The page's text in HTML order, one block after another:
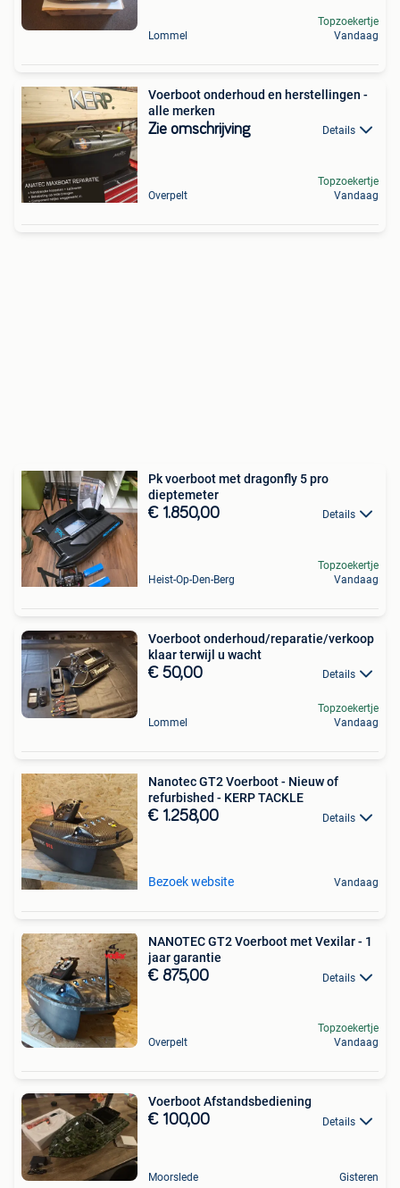
Lommel
Topzoekertje
Vandaag
Voerboot onderhoud en herstellingen -
alle merken
Zie omschrijving Details
Overpelt
Topzoekertje
Vandaag
Pk voerboot met dragonfly 5 pro
dieptemeter
€ 1.850,00 Details
Heist-Op-Den-Berg
Topzoekertje
Vandaag
Voerboot onderhoud/reparatie/verkoop
klaar terwijl u wacht
€ 50,00 Details
Lommel
Topzoekertje
Vandaag
Nanotec GT2 Voerboot - Nieuw of
refurbished - KERP TACKLE
€ 1.258,00 Details
Bezoek website Vandaag
NANOTEC GT2 Voerboot met Vexilar - 1
jaar garantie
€ 875,00 Details
Overpelt
Topzoekertje
Vandaag
Voerboot Afstandsbediening
€ 100,00 Details
Moorslede Gisteren